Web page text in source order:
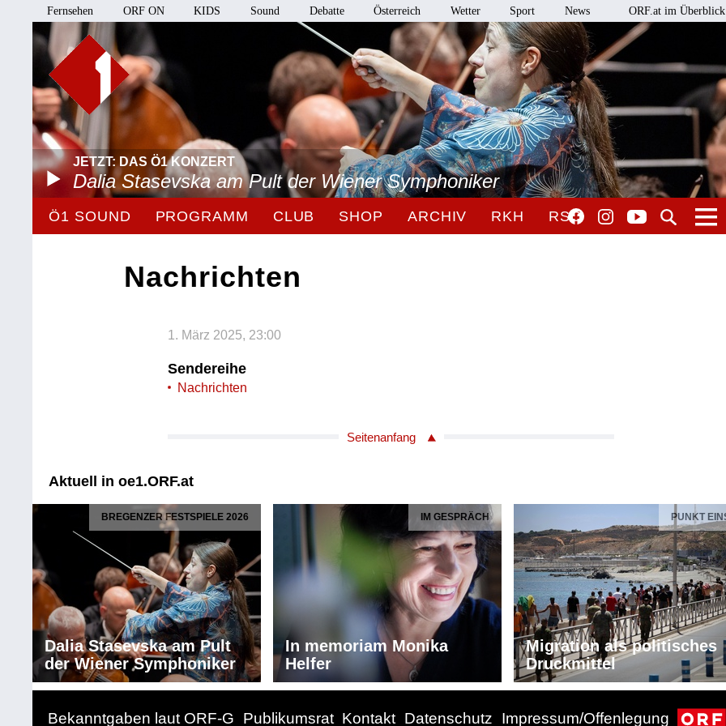
Fernsehen ORF ON KIDS Sound Debatte Österreich Wetter Sport News ORF.at im Überblick
JETZT: DAS Ö1 KONZERT
Dalia Stasevska am Pult der Wiener Symphoniker
Ö1 SOUND PROGRAMM CLUB SHOP ARCHIV RKH RSO
Nachrichten
1. März 2025, 23:00
Sendereihe
Nachrichten
Seitenanfang
Aktuell in oe1.ORF.at
BREGENZER FESTSPIELE 2026
Dalia Stasevska am Pult
der Wiener Symphoniker
IM GESPRÄCH
In memoriam Monika
Helfer
PUNKT
Migration als politisches
Druckmittel
Bekanntgaben laut ORF-G Publikumsrat Kontakt Datenschutz Impressum/Offenlegung